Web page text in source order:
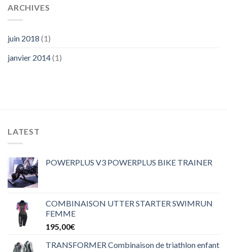
ARCHIVES
juin 2018 (1)
janvier 2014(1)
LATEST
POWERPLUS V3 POWERPLUS BIKE TRAINER
COMBINAISON UTTER STARTER SWIMRUN
FEMME
195,00€
TRANSFORMER Combinaison de triathlon enfant